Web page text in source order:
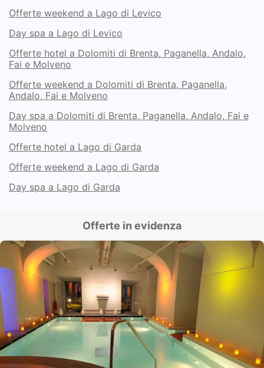
Offerte weekend a Lago di Levico
Day spa a Lago di Levico
Offerte hotel a Dolomiti di Brenta, Paganella, Andalo,
Fai e Molveno
Offerte weekend a Dolomiti di Brenta, Paganella,
Andalo, Fai e Molveno
Day spa a Dolomiti di Brenta, Paganella, Andalo, Fai e
Molveno
Offerte hotel a Lago di Garda
Offerte weekend a Lago di Garda
Day spa a Lago di Garda
Offerte in evidenza